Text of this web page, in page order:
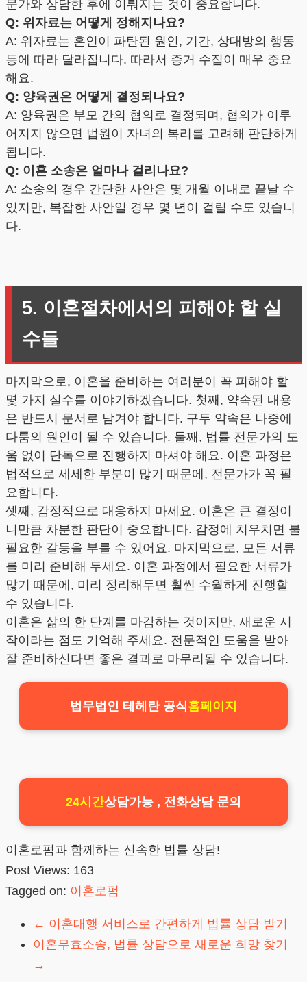
문가와 상담한 후에 이뤄지는 것이 중요합니다.
Q: 위자료는 어떻게 정해지나요?
A: 위자료는 혼인이 파탄된 원인, 기간, 상대방의 행동
등에 따라 달라집니다. 따라서 증거 수집이 매우 중요
해요.
Q: 양육권은 어떻게 결정되나요?
A: 양육권은 부모 간의 협의로 결정되며, 협의가 이루
어지지 않으면 법원이 자녀의 복리를 고려해 판단하게
됩니다.
Q: 이혼 소송은 얼마나 걸리나요?
A: 소송의 경우 간단한 사안은 몇 개월 이내로 끝날 수
있지만, 복잡한 사안일 경우 몇 년이 걸릴 수도 있습니
다.
5. 이혼절차에서의 피해야 할 실
수들
마지막으로, 이혼을 준비하는 여러분이 꼭 피해야 할
몇 가지 실수를 이야기하겠습니다. 첫째, 약속된 내용
은 반드시 문서로 남겨야 합니다. 구두 약속은 나중에
다툼의 원인이 될 수 있습니다. 둘째, 법률 전문가의 도
움 없이 단독으로 진행하지 마셔야 해요. 이혼 과정은
법적으로 세세한 부분이 많기 때문에, 전문가가 꼭 필
요합니다.
셋째, 감정적으로 대응하지 마세요. 이혼은 큰 결정이
니만큼 차분한 판단이 중요합니다. 감정에 치우치면 불
필요한 갈등을 부를 수 있어요. 마지막으로, 모든 서류
를 미리 준비해 두세요. 이혼 과정에서 필요한 서류가
많기 때문에, 미리 정리해두면 훨씬 수월하게 진행할
수 있습니다.
이혼은 삶의 한 단계를 마감하는 것이지만, 새로운 시
작이라는 점도 기억해 주세요. 전문적인 도움을 받아
잘 준비하신다면 좋은 결과로 마무리될 수 있습니다.
법무법인 테헤란 공식홈페이지
24시간상담가능 , 전화상담 문의
이혼로펌과 함께하는 신속한 법률 상담!
Post Views: 163
Tagged on: 이혼로펌
← 이혼대행 서비스로 간편하게 법률 상담 받기
이혼무효소송, 법률 상담으로 새로운 희망 찾기
→